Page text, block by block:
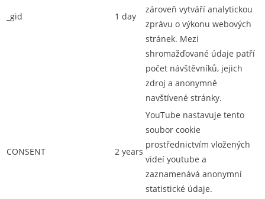
_gid 1 day
zároveň vytváří analytickou
zprávu o výkonu webových
stránek. Mezi
shromažďované údaje patří
počet návštěvníků, jejich
zdroj a anonymně
navštívené stránky.
CONSENT 2 years
YouTube nastavuje tento
soubor cookie
prostřednictvím vložených
videí youtube a
zaznamenává anonymní
statistické údaje.